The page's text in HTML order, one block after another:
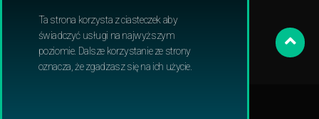
Obowiązek informacyjny RODO
Ta strona korzysta z ciasteczek aby
świadczyć usługi na najwyższym
poziomie. Dalsze korzystanie ze strony
oznacza, że zgadzasz się na ich użycie.